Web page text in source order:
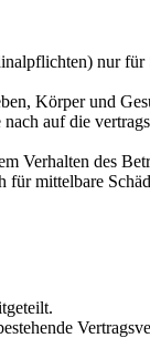
nur für
Körper und
auf die
Verhalten des
mittelbare